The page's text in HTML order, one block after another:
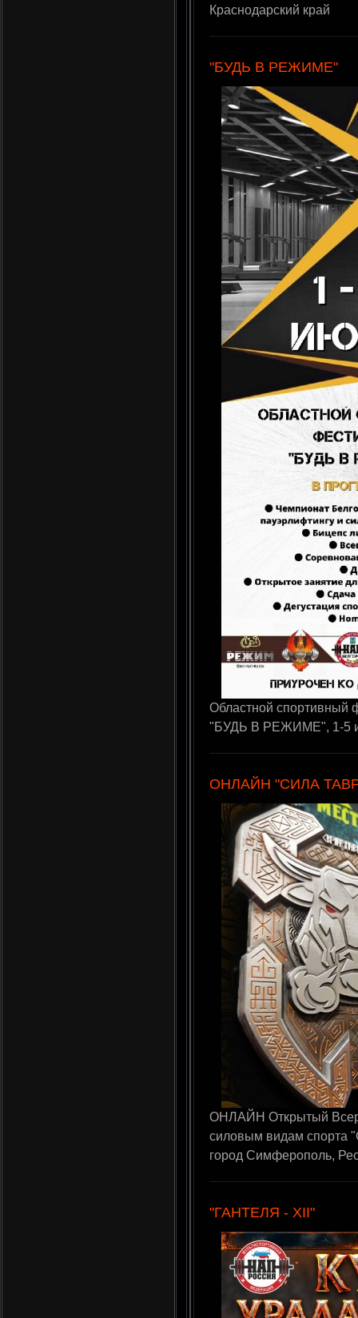
Краснодарский край
"БУДЬ В РЕЖИМЕ"
Областной спортивный
"БУДЬ В РЕЖИМЕ", 1-5
ОНЛАЙН "СИЛА
ОНЛАЙН Открытый
силовым видам спорта
город Симферополь,
"ГАНТЕЛЯ - XII"